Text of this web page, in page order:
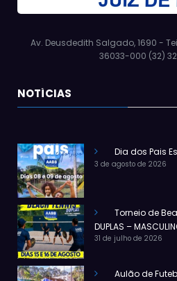
Av. Deusdedith Salgado, 1690 -
36033-000 (32)
NOTÍCIAS
Dia dos Pais
3 de agosto de 2026
Torneio de
DUPLAS –
31 de julho de 2026
Aulão de